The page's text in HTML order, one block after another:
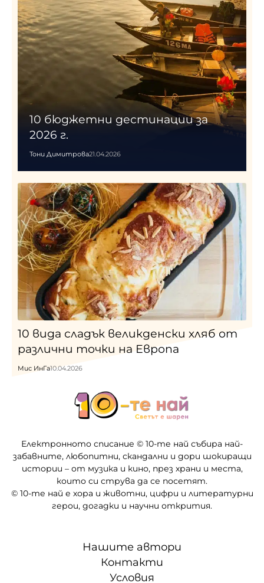
10 бюджетни дестинации за
2026 г.
Тони Димитрова21.04.2026
10 вида сладък великденски хляб от
различни точки на Европа
Мис ИнГа10.04.2026
Електронното списание © 10-те най събира най-
забавните, любопитни, скандални и дори шокиращи
истории – от музика и кино, през храни и места,
които си струва да се посетят.
© 10-те най е хора и животни, цифри и литературни
герои, догадки и научни открития.
Нашите автори
Контакти
Условия